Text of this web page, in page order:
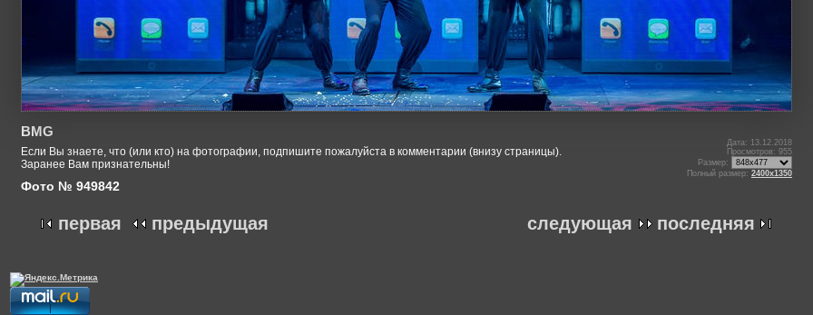
BMG
Если Вы знаете, что (или кто) на фотографии, подпишите пожалуйста в комментарии (внизу страницы).
Заранее Вам признательны!
Фото № 949842
Дата: 13.12.2018
Просмотров: 955
Размер:
Полный размер: 2400x1350
следующая последняя
первая предыдущая